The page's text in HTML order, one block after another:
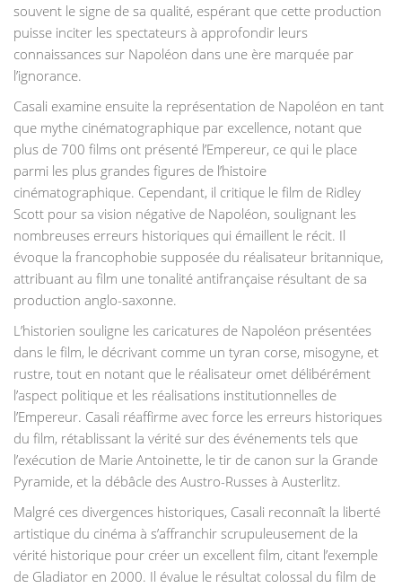
souvent le signe de sa qualité, espérant que cette production
puisse inciter les spectateurs à approfondir leurs
connaissances sur Napoléon dans une ère marquée par
l’ignorance.
Casali examine ensuite la représentation de Napoléon en tant
que mythe cinématographique par excellence, notant que
plus de 700 films ont présenté l’Empereur, ce qui le place
parmi les plus grandes figures de l’histoire
cinématographique. Cependant, il critique le film de Ridley
Scott pour sa vision négative de Napoléon, soulignant les
nombreuses erreurs historiques qui émaillent le récit. Il
évoque la francophobie supposée du réalisateur britannique,
attribuant au film une tonalité antifrançaise résultant de sa
production anglo-saxonne.
L’historien souligne les caricatures de Napoléon présentées
dans le film, le décrivant comme un tyran corse, misogyne, et
rustre, tout en notant que le réalisateur omet délibérément
l’aspect politique et les réalisations institutionnelles de
l’Empereur. Casali réaffirme avec force les erreurs historiques
du film, rétablissant la vérité sur des événements tels que
l’exécution de Marie Antoinette, le tir de canon sur la Grande
Pyramide, et la débâcle des Austro-Russes à Austerlitz.
Malgré ces divergences historiques, Casali reconnaît la liberté
artistique du cinéma à s’affranchir scrupuleusement de la
vérité historique pour créer un excellent film, citant l’exemple
de Gladiator en 2000. Il évalue le résultat colossal du film de